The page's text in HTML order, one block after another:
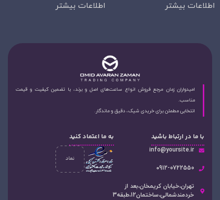
اطلاعات بیشتر اطلاعات بیشتر
امیدواران زمان مرجع فروش انواع ساعت‌های اصل و برند، با تضمین کیفیت و قیمت
مناسب.
انتخابی مطمئن برای خریدی شیک، دقیق و ماندگار.
با ما در ارتباط باشید
info@yoursite.ir
۰912-0722550
تهران،خیابان کریمخان،بعد از
خردمندشمالی،ساختمان12،طبقه3
به ما اعتماد کنید